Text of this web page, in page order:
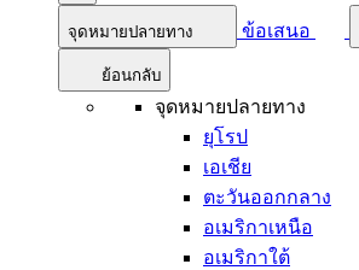
จุดหมายปลายทาง ข้อเสนอ
ย้อนกลับ
จุดหมายปลายทาง
ยุโรป
เอเชีย
ตะวันออกกลาง
อเมริกาเหนือ
อเมริกาใต้